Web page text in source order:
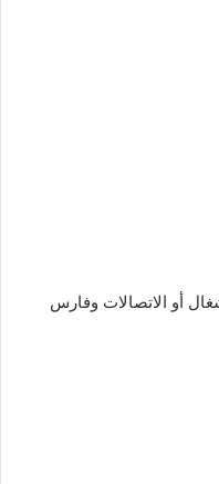
أو الاتصالات وفارس